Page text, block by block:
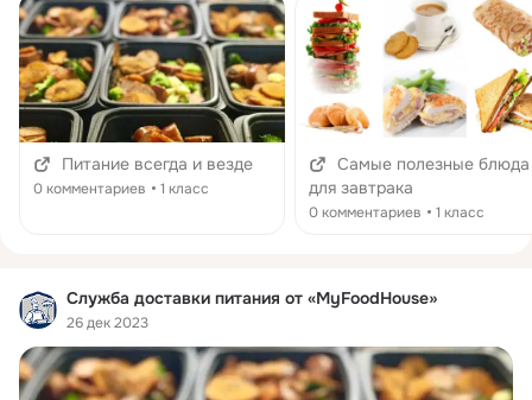
Питание всегда и везде
0 комментариев 1 класс
Самые полезные блюда
для завтрака
0 комментариев 1 класс
Служба доставки питания от «MyFoodHouse»
26 дек 2023